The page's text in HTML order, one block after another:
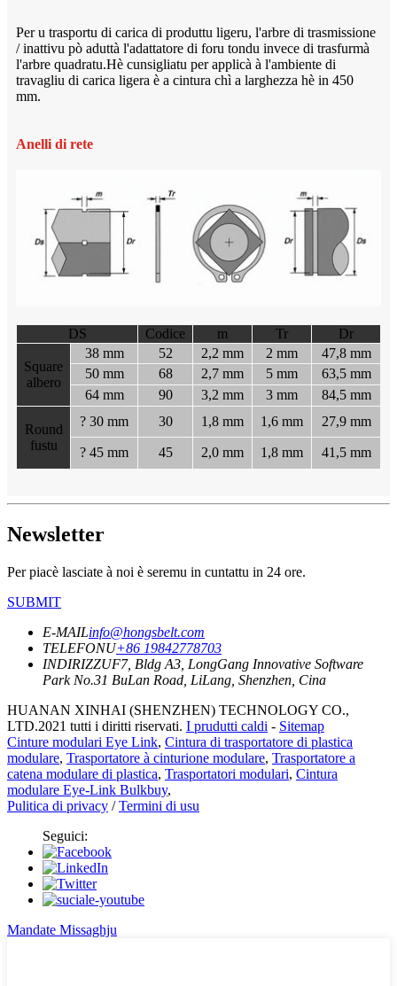
Per u trasportu di carica di produttu ligeru, l'arbre di trasmissione
/ inattivu pò aduttà l'adattatore di foru tondu invece di trasfurmà
l'arbre quadratu.Hè cunsigliatu per applicà à l'ambiente di
travagliu di carica ligera è a cintura chì a larghezza hè in 450
mm.
Anelli di rete
DS Codice m Tr Dr
Square
albero
38 mm 52 2,2 mm 2 mm
47,8 mm
50 mm
68 2,7 mm 5 mm
63,5 mm
64 mm
90 3,2 mm 3 mm 84,5 mm
Round
fustu
? 30 mm 30 1,8 mm 1,6 mm 27,9 mm
? 45 mm 45 2,0 mm 1,8 mm 41,5 mm
Newsletter
Per piacè lasciate à noi è seremu in cuntattu in 24 ore.
SUBMIT
E-MAILinfo@hongsbelt.com
TELEFONU+86 19842778703
INDIRIZZUF7, Bldg A3, LongGang Innovative Software
Park No.31 BuLan Road, LiLang, Shenzhen, Cina
HUANAN XINHAI (SHENZHEN) TECHNOLOGY CO.,
LTD.2021 tutti i diritti riservati. I prudutti caldi - Sitemap
Cinture modulari Eye Link, Cintura di trasportatore di plastica
modulare, Trasportatore à cinturione modulare, Trasportatore a
catena modulare di plastica, Trasportatori modulari, Cintura
modulare Eye-Link Bulkbuy,
Pulitica di privacy /Termini di usu
Seguici:
Mandate Missaghju